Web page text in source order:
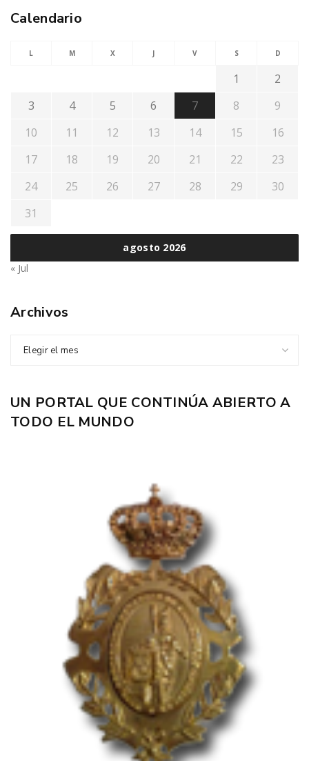
Calendario
agosto 2026
L M X J V S D
1
2
3
4 5 6 7 8
9
10
11 12 13 14 15
16
17
18 19 20 21 22
23
24
25 26 27 28 29
30
31
« Jul
Archivos
Elegir el mes
UN PORTAL QUE CONTINÚA ABIERTO A
TODO EL MUNDO